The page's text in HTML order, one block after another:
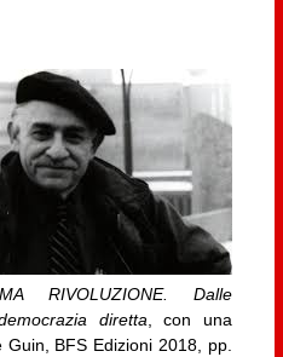
RIVOLUZIONE. Dalle
diretta , con una
BFS Edizioni 2018, pp.